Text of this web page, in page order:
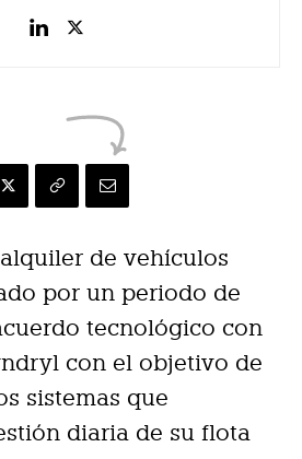
de vehículos
por un periodo de
tecnológico con
con el objetivo de
sistemas que
diaria de su flota